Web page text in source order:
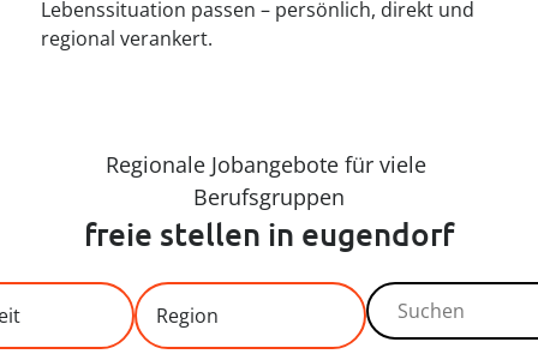
Lebenssituation passen – persönlich, direkt und
regional verankert.
Regionale Jobangebote für viele
Berufsgruppen
freie stellen in eugendorf
Region